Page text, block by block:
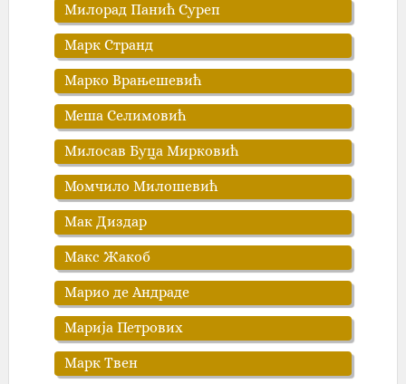
Милорад Панић Суреп
Марк Странд
Марко Врањешевић
Меша Селимовић
Милосав Буца Mирковић
Момчило Милошевић
Мак Диздар
Макс Жакоб
Марио де Андраде
Марија Петрових
Марк Твен